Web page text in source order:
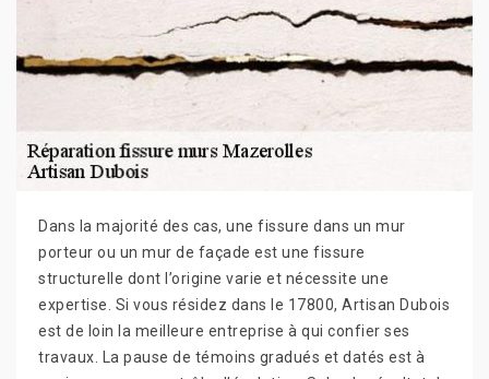
Dans la majorité des cas, une fissure dans un mur
porteur ou un mur de façade est une fissure
structurelle dont l’origine varie et nécessite une
expertise. Si vous résidez dans le 17800, Artisan Dubois
est de loin la meilleure entreprise à qui confier ses
travaux. La pause de témoins gradués et datés est à